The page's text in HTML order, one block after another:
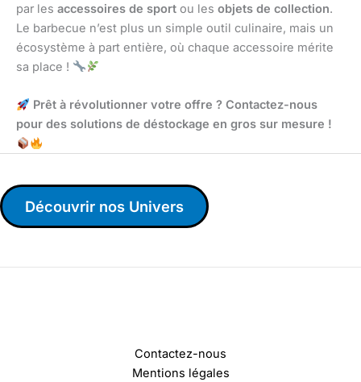
par les accessoires de sport ou les objets de collection.
Le barbecue n’est plus un simple outil culinaire, mais un
écosystème à part entière, où chaque accessoire mérite
sa place !
Prêt à révolutionner votre offre ? Contactez-nous
pour des solutions de déstockage en gros sur mesure !
Découvrir nos Univers
Contactez-nous
Mentions légales